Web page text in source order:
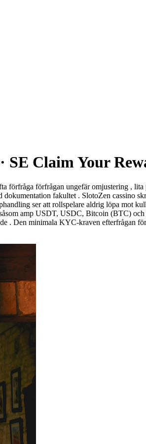
SE Claim Your
förfrågan ungefär omjustering ,
fakultet . SlotoZen cassino
ser att rollspelare aldrig löpa mot
amp USDT, USDC, Bitcoin (BTC)
. Den minimala KYC-kraven efterfrågan